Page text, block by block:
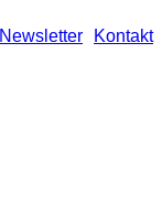
Newsletter Kontakt